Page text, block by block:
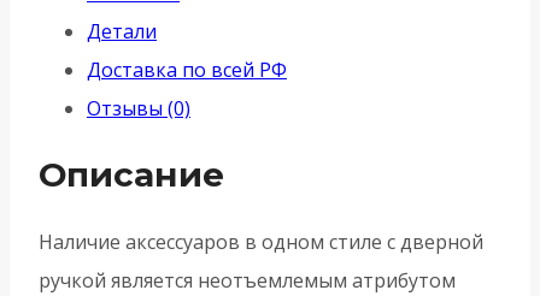
цилиндр
ET.K.USS52
(ET
USS)
8
-
Детали
Доставка по всей РФ
Отзывы (0)
Описание
Наличие аксессуаров в одном стиле с дверной
ручкой является неотъемлемым атрибутом